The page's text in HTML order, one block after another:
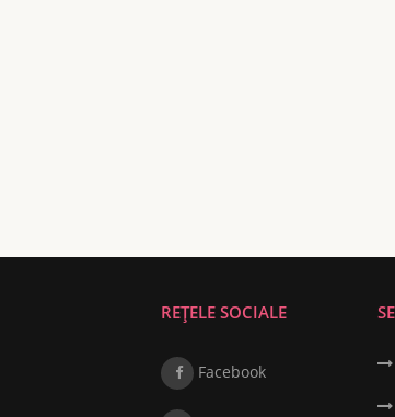
REȚELE SOCIALE
Facebook